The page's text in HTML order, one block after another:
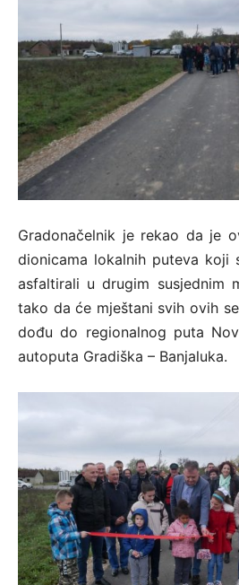
Gradonačelnik je rekao da je
dionicama lokalnih puteva koji
asfaltirali u drugim susjednim
tako da će mještani svih ovih
dođu do regionalnog puta
autoputa Gradiška – Banjaluka.